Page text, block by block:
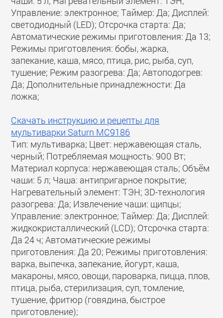
Управление: электронное; Таймер: Да; Дисплей:
светодиодный (LED); Отсрочка старта: Да;
Автоматические режимы приготовления: Да 13;
Режимы приготовления: бобы, жарка,
запекание, каша, мясо, птица, рис, рыба, суп,
тушение; Режим разогрева: Да; Автоподогрев:
Да; Дополнительные принадлежности: Да
ложка;
Скачать инструкцию и рецепты для
мультиварки Saturn МС9186
Тип: мультиварка; Цвет: нержавеющая сталь,
черный; Потребляемая мощность: 900 Вт;
Материал корпуса: нержавеющая сталь; Объём
чаши: 5 л; Чаша: антипригарное покрытие;
Нагревательный элемент: ТЭН; 3D-технология
разогрева: Да; Извлечение чаши: щипцы;
Управление: электронное; Таймер: Да; Дисплей:
жидкокристаллический (LCD); Отсрочка старта:
Да 24 ч; Автоматические режимы
приготовления: Да 20; Режимы приготовления:
варка, выпечка, запекание, йогурт, каша,
макароны, мясо, овощи, пароварка, пицца, плов,
птица, рыба, стерилизация, суп, томление,
тушение, фритюр (говядина, быстрое
приготовление);